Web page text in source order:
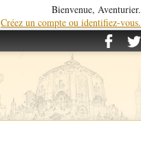
Bienvenue, Aventurier.
Créez un compte ou identifiez-vous.